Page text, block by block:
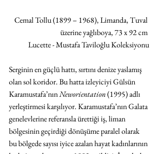
Cemal Tollu (1899 – 1968), Limanda, Tuval
üzerine yağlıboya, 73 x 92 cm
Lucette - Mustafa Taviloğlu Koleksiyonu
Serginin en güçlü hattı, sırtını denize yaslamış
olan sol koridor. Bu hatta izleyiciyi Gülsün
Karamustafa’nın Neworientation (1995) adlı
yerleştirmesi karşılıyor. Karamustafa’nın Galata
genelevlerine referansla ürettiği iş, liman
bölgesinin geçirdiği dönüşüme paralel olarak
bu bölgede sayısı iyice azalan hayat kadınlarının